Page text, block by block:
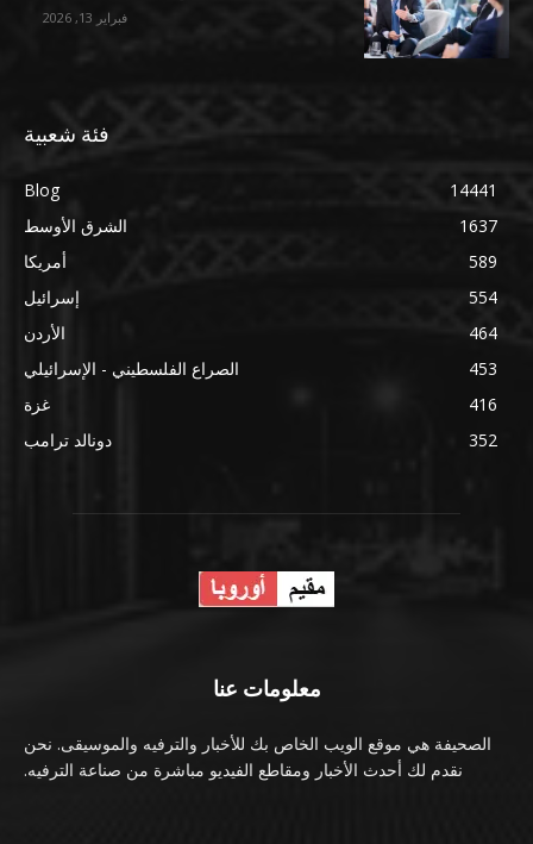
فبراير 13, 2026
فئة شعبية
Blog
14441
الشرق الأوسط
1637
أمريكا
589
إسرائيل
554
الأردن
464
الصراع الفلسطيني - الإسرائيلي
453
غزة
416
دونالد ترامب
352
معلومات عنا
الصحيفة هي موقع الويب الخاص بك للأخبار والترفيه والموسيقى. نحن
نقدم لك أحدث الأخبار ومقاطع الفيديو مباشرة من صناعة الترفيه.